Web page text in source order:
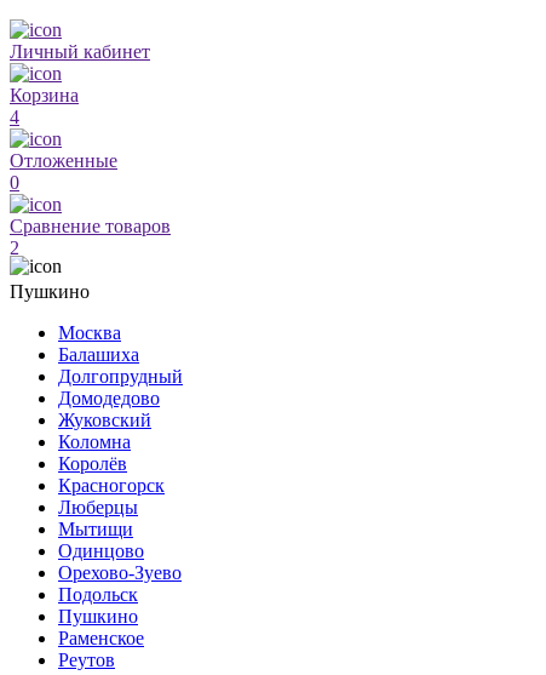
Личный кабинет
Корзина
4
Отложенные
0
Сравнение товаров
2
Пушкино
Москва
Балашиха
Долгопрудный
Домодедово
Жуковский
Коломна
Королёв
Красногорск
Люберцы
Мытищи
Одинцово
Орехово-Зуево
Подольск
Пушкино
Раменское
Реутов